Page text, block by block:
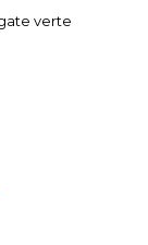
verte